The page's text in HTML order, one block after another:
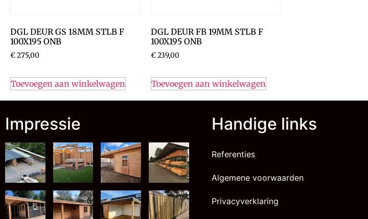
DGL DEUR GS 18MM STLB F
100X195 ONB
€275,00
Toevoegen aan winkelwagen
DGL DEUR FB 19MM STLB F
100X195 ONB
€239,00
Toevoegen aan winkelwagen
Impressie Handige links
Referenties
Algemene voorwaarden
Privacyverklaring